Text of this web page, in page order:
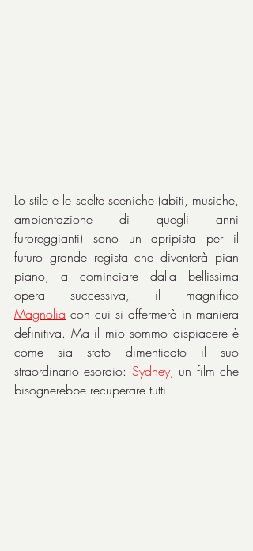
Lo stile e le scelte sceniche (abiti, musiche,
ambientazione di quegli anni
furoreggianti) sono un apripista per il
futuro grande regista che diventerà pian
piano, a cominciare dalla bellissima
Magnolia con cui si affermerà in maniera
definitiva. Ma il mio sommo dispiacere è
come sia stato dimenticato il suo
straordinario esordio: Sydney, un film che
bisognerebbe recuperare tutti.